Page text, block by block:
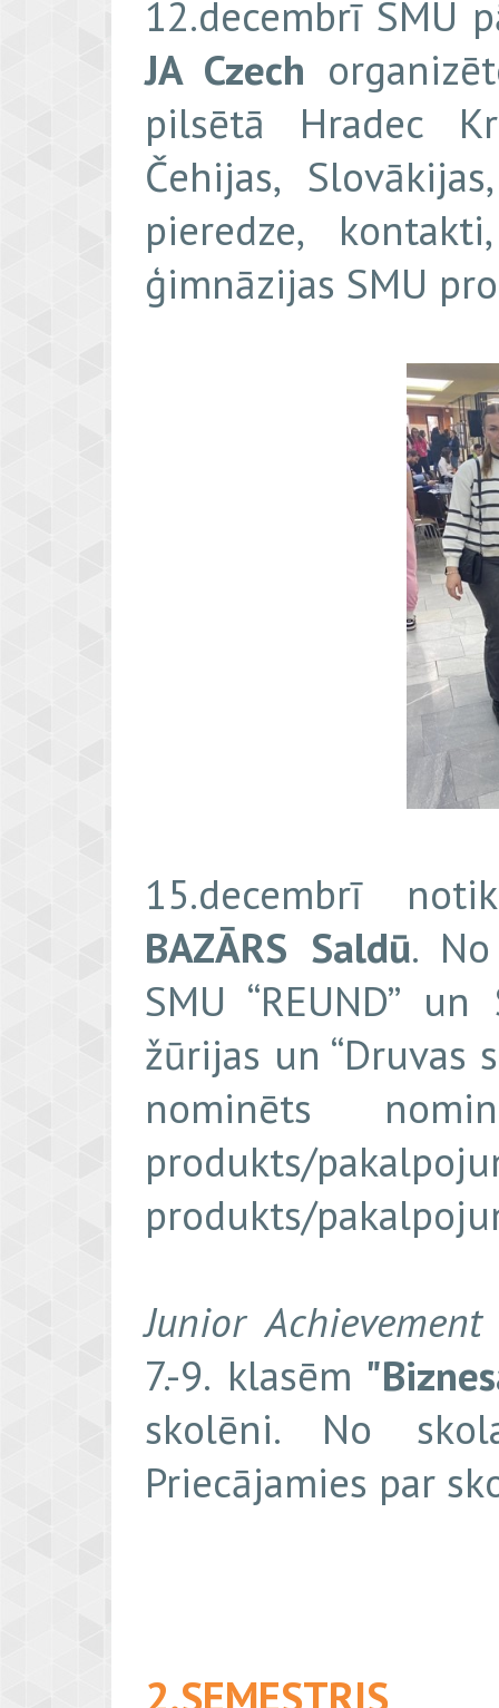
12.decembrī SMU
JA Czech
pilsētā Hradec
Čehijas,
pieredze,
ģimnāzijas SMU
15.decembrī
BAZĀRS Saldū.
SMU “REUND” un
žūrijas un “Druvas
nominēts
produkts/
produkts/
Junior
7.-9. klasēm "
skolēni. No
Priecājamies par